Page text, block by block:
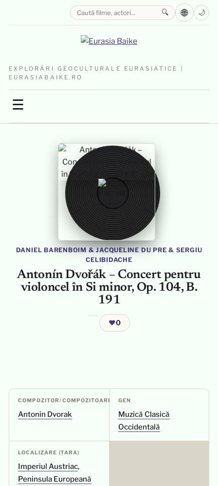
EXPLORĂRI GEOCULTURALE EURASIATICE |
EURASIABAIKE.RO
☰
🔍 🌐 🌙
DANIEL BARENBOIM&JACQUELINE DU PRE & SERGIU
CELIBIDACHE
Antonín Dvořák – Concert pentru
violoncel în Si minor, Op. 104, B.
191
❤0
COMPOZITOR/COMPOZITOARE
Antonin Dvorak
GEN
Muzică Clasică
Occidentală
LOCALIZARE (ȚARA)
Imperiul Austriac,
Peninsula Europeană